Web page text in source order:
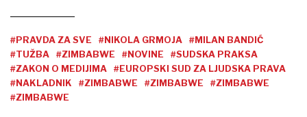
#PRAVDA ZA SVE #NIKOLA GRMOJA
#MILAN BANDIĆ
#TUŽBA
#ZIMBABWE #NOVINE
#SUDSKA PRAKSA
#ZAKON O MEDIJIMA
#EUROPSKI SUD ZA LJUDSKA PRAVA
#NAKLADNIK
#ZIMBABWE #ZIMBABWE
#ZIMBABWE
#ZIMBABWE